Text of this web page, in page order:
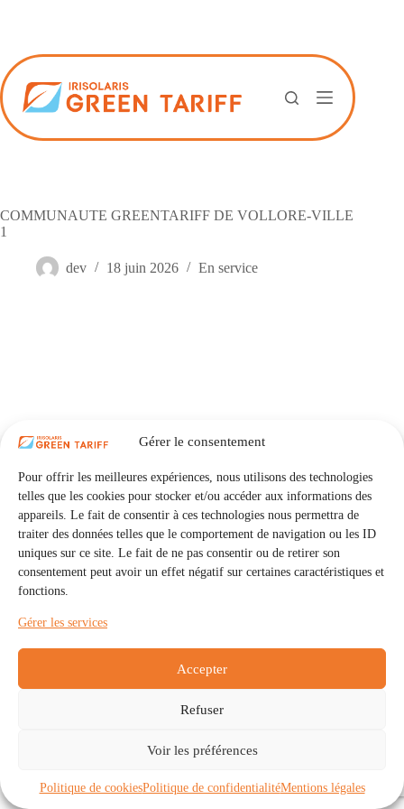
Gérer le consentement
Pour offrir les meilleures expériences, nous utilisons des technologies
telles que les cookies pour stocker et/ou accéder aux informations des
appareils. Le fait de consentir à ces technologies nous permettra de
traiter des données telles que le comportement de navigation ou les ID
uniques sur ce site. Le fait de ne pas consentir ou de retirer son
consentement peut avoir un effet négatif sur certaines caractéristiques et
fonctions.
Gérer les services
Accepter
Refuser
Voir les préférences
Politique de cookiesPolitique de confidentialitéMentions légales
COMMUNAUTE GREENTARIFF DE VOLLORE-VILLE
1
dev 18 juin 2026 En service
Communautés
À propos
Politique de cookies (UE)